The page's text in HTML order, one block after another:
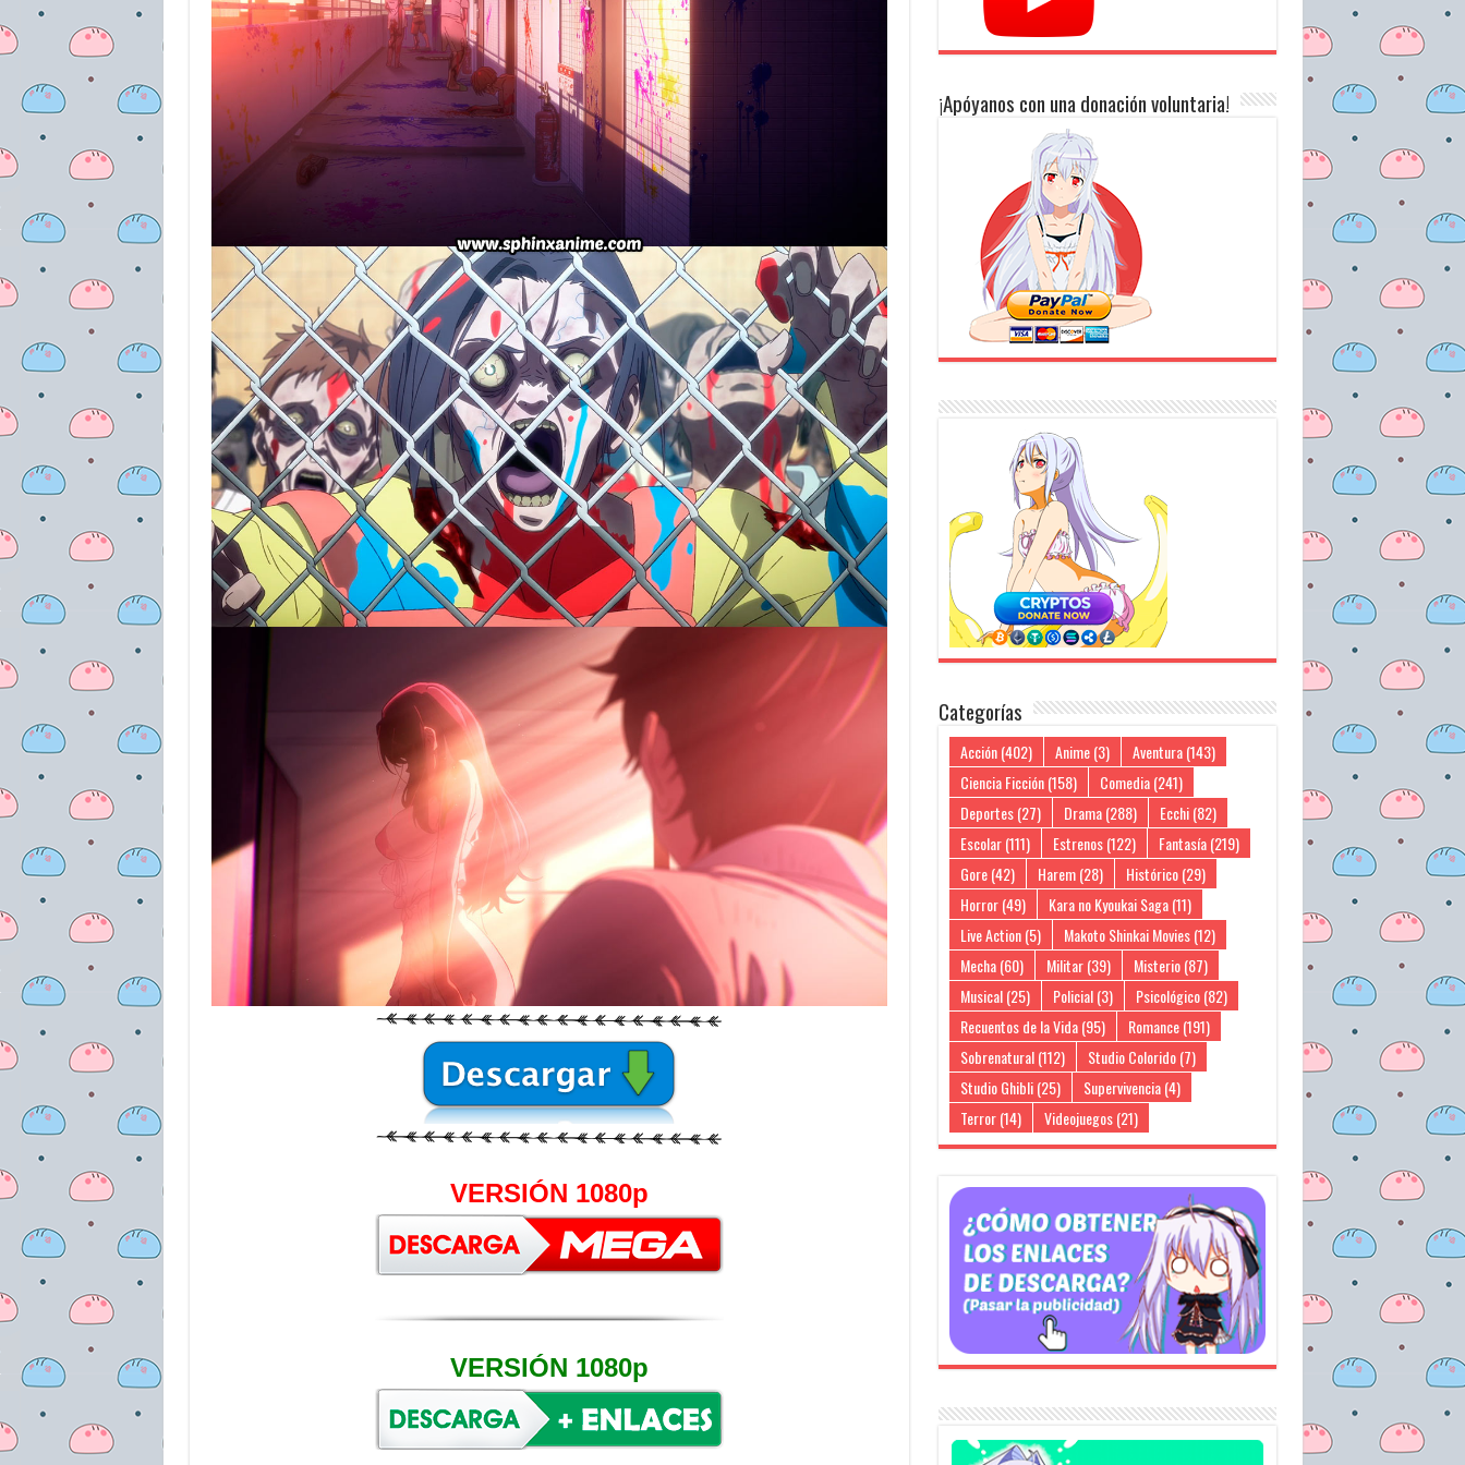
VERSIÓN 1080p
VERSIÓN 1080p
¡Apóyanos con una donación voluntaria!
Categorías
Acción(402) Anime(3) Aventura(143)
Ciencia Ficción(158) Comedia(241)
Deportes(27) Drama(288) Ecchi(82)
Escolar(111) Estrenos(122) Fantasía(219)
Gore(42) Harem(28) Histórico(29)
Horror(49) Kara no Kyoukai Saga(11)
Live Action(5) Makoto Shinkai Movies(12)
Mecha(60) Militar(39) Misterio(87)
Musical(25) Policial(3) Psicológico(82)
Recuentos de la Vida(95) Romance(191)
Sobrenatural(112) Studio Colorido(7)
Studio Ghibli(25) Supervivencia(4)
Terror(14) Videojuegos(21)